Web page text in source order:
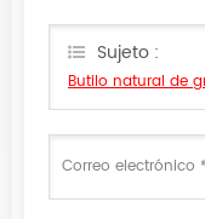
Sujeto :
Butilo natural de